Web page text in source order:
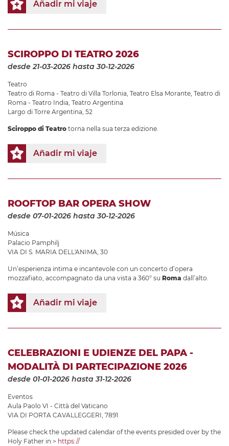
Añadir mi viaje
SCIROPPO DI TEATRO 2026
desde 21-03-2026 hasta 30-12-2026
Teatro
Teatro di Roma - Teatro di Villa Torlonia, Teatro Elsa Morante, Teatro di
Roma - Teatro India, Teatro Argentina
Largo di Torre Argentina, 52
Sciroppo di Teatro torna nella sua terza edizione.
Añadir mi viaje
ROOFTOP BAR OPERA SHOW
desde 07-01-2026 hasta 30-12-2026
Música
Palacio Pamphilj
VIA DI S. MARIA DELL'ANIMA, 30
Un’esperienza intima e incantevole con un concerto d’opera
mozzafiato, accompagnato da una vista a 360° su Roma dall’alto.
Añadir mi viaje
CELEBRAZIONI E UDIENZE DEL PAPA -
MODALITÀ DI PARTECIPAZIONE 2026
desde 01-01-2026 hasta 31-12-2026
Eventos
Aula Paolo VI - Città del Vaticano
VIA DI PORTA CAVALLEGGERI, 7891
Please check the updated calendar of the events presided over by the
Holy Father in > https://